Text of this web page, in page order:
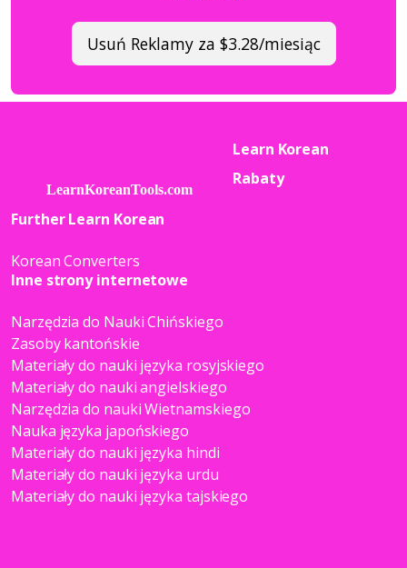
Usuń Reklamy za $3.28/miesiąc
Learn Korean
Rabaty
Further Learn Korean
Korean Converters
Inne strony internetowe
Narzędzia do Nauki Chińskiego
Zasoby kantońskie
Materiały do nauki języka rosyjskiego
Materiały do nauki angielskiego
Narzędzia do nauki Wietnamskiego
Nauka języka japońskiego
Materiały do nauki języka hindi
Materiały do nauki języka urdu
Materiały do nauki języka tajskiego